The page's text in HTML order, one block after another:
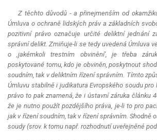
Z těchto důvodů - a přinejmenším od
Úmluva o ochraně lidských práv a základních
pozitivní právo označuje určité deliktní jednání
správní delikt. Zmiňuje-li se tedy uvedená Úmluva
o ‚jakémkoli trestním obvinění', je třeba
poskytované tomu, kdo je obviněn, poskytnout
soudním, tak v deliktním řízení správním. Tímto
Úmluvu stabilně i judikatura Evropského soudu pro
právo to pak znamená, že i ústavní záruka článku
že je nutno použít pozdějšího práva, je-li to pro
jak v řízení soudním, tak v řízení správním. Shodně
soudy (srov. k tomu např. rozhodnutí uveřejněné